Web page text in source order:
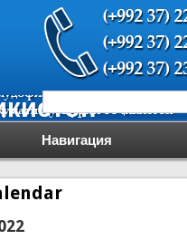
Навигация
Форма